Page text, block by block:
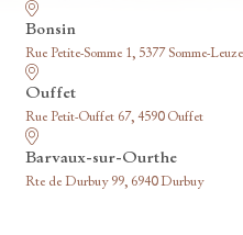
Bonsin
Rue Petite-Somme 1, 5377 Somme-Leuze
Ouffet
Rue Petit-Ouffet 67, 4590 Ouffet
Barvaux-sur-Ourthe
Rte de Durbuy 99, 6940 Durbuy